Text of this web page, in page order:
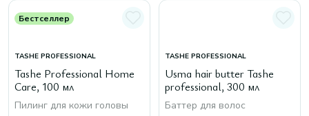
Бестселлер
TASHE PROFESSIONAL
Tashe Professional Home
Care, 100 мл
Пилинг для кожи головы
TASHE PROFESSIONAL
Usma hair butter Tashe
professional, 300 мл
Баттер для волос